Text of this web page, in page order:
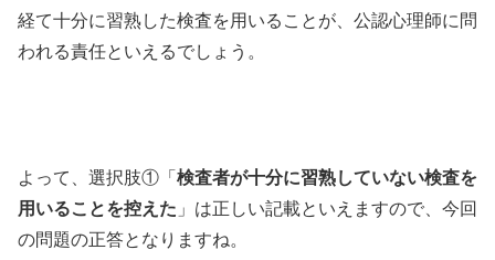
経て十分に習熟した検査を用いることが、公認心理師に問
われる責任といえるでしょう。
よって、選択肢①「 検査者が十分に習熟していない検査を
用いることを控えた 」は正しい記載といえますので、今回
の問題の正答となりますね。